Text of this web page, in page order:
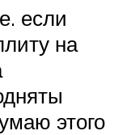
если
на
этого